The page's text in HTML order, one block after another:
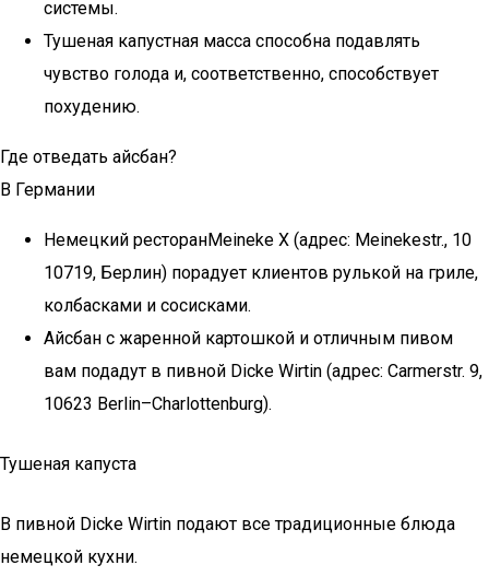
системы.
Тушеная капустная масса способна подавлять
чувство голода и, соответственно, способствует
похудению.
Где отведать айсбан?
В Германии
Немецкий ресторанMeineke X (адрес: Meinekestr., 10
10719, Берлин) порадует клиентов рулькой на гриле,
колбасками и сосисками.
Айсбан с жаренной картошкой и отличным пивом
вам подадут в пивной Dicke Wirtin (адрес: Carmerstr. 9,
10623 Berlin–Charlottenburg).
Тушеная капуста
В пивной Dicke Wirtin подают все традиционные блюда
немецкой кухни.